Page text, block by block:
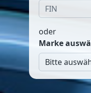
oder
Marke